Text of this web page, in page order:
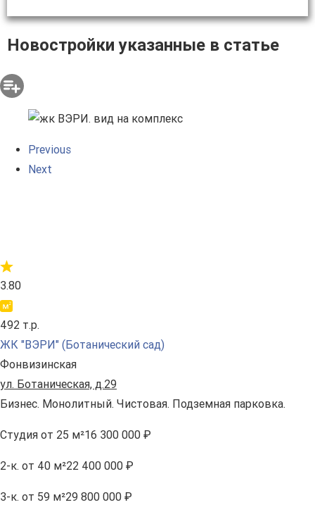
Новостройки указанные в статье
Previous
Next
3.80
492 т.р.
ЖК "ВЭРИ" (Ботанический сад)
Фонвизинская
ул. Ботаническая, д.29
Бизнес. Монолитный. Чистовая. Подземная парковка.
Студия от 25 м²16 300 000 ₽
2-к. от 40 м²22 400 000 ₽
3-к. от 59 м²29 800 000 ₽